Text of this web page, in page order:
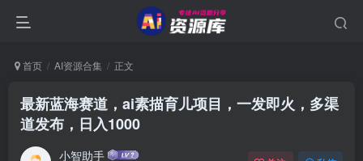
首页 AI资源合集 正文
最新蓝海赛道，ai素描育儿项目，一发即火，多渠
道发布，日入1000
小智助手